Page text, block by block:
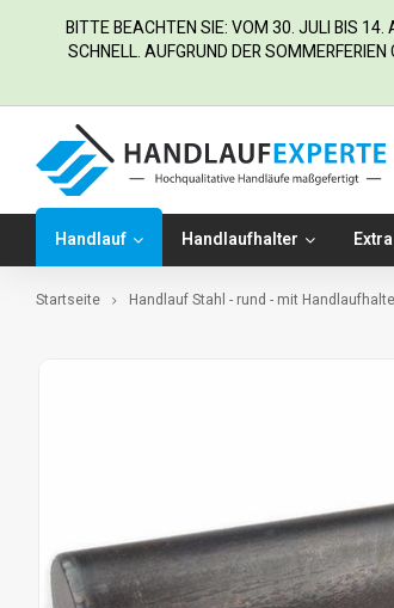
BITTE BEACHTEN SIE: VOM 30. JULI BIS 14.
SCHNELL. AUFGRUND DER
Handlauf Handlaufhalter Extra
Startseite Handlauf Stahl - rund - mit